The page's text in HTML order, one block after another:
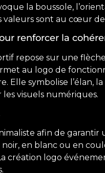
la boussole,
sont au cœur de
renforcer la
repose sur une
au logo de
symbolise l’élan,
visuels numériques.
afin de garantir
en blanc ou en
création logo